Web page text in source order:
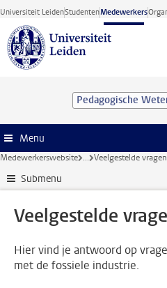
Ga direct naar de inhoud
Universiteit LeidenStudentenMedewerkers
Pedagogische
Menu
Medewerkerswebsite ... Veelgestelde vragen
Submenu
Veelgestelde
Hier vind je antwoord op
met de fossiele industrie.